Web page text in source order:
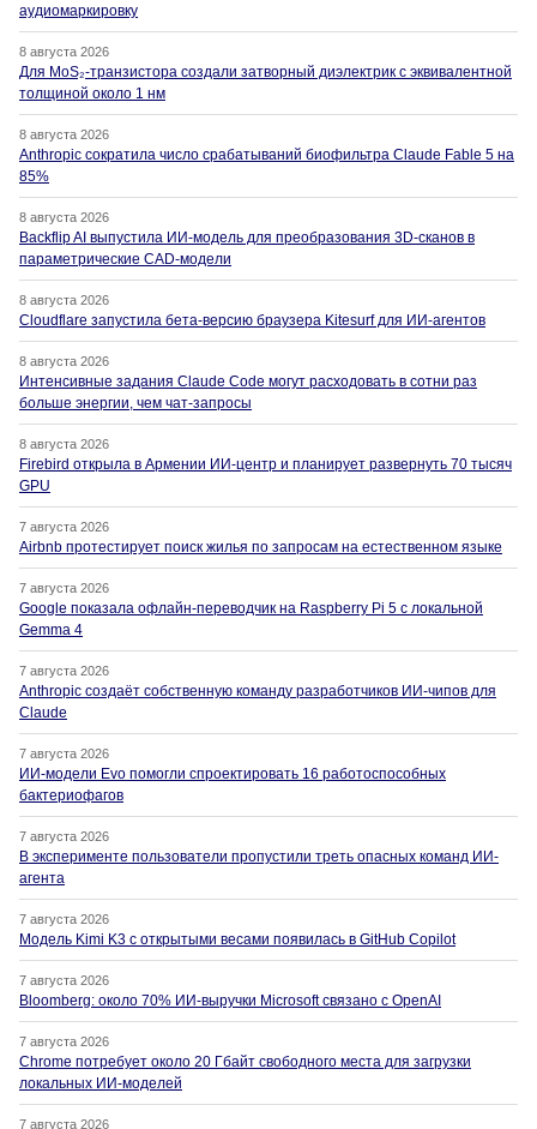
аудиомаркировку
8 августа 2026
Для MoS₂-транзистора создали затворный диэлектрик с эквивалентной
толщиной около 1 нм
8 августа 2026
Anthropic сократила число срабатываний биофильтра Claude Fable 5 на
85%
8 августа 2026
Backflip AI выпустила ИИ-модель для преобразования 3D-сканов в
параметрические CAD-модели
8 августа 2026
Cloudflare запустила бета-версию браузера Kitesurf для ИИ-агентов
8 августа 2026
Интенсивные задания Claude Code могут расходовать в сотни раз
больше энергии, чем чат-запросы
8 августа 2026
Firebird открыла в Армении ИИ-центр и планирует развернуть 70 тысяч
GPU
7 августа 2026
Airbnb протестирует поиск жилья по запросам на естественном языке
7 августа 2026
Google показала офлайн-переводчик на Raspberry Pi 5 с локальной
Gemma 4
7 августа 2026
Anthropic создаёт собственную команду разработчиков ИИ-чипов для
Claude
7 августа 2026
ИИ-модели Evo помогли спроектировать 16 работоспособных
бактериофагов
7 августа 2026
В эксперименте пользователи пропустили треть опасных команд ИИ-
агента
7 августа 2026
Модель Kimi K3 с открытыми весами появилась в GitHub Copilot
7 августа 2026
Bloomberg: около 70% ИИ-выручки Microsoft связано с OpenAI
7 августа 2026
Chrome потребует около 20 Гбайт свободного места для загрузки
локальных ИИ-моделей
7 августа 2026